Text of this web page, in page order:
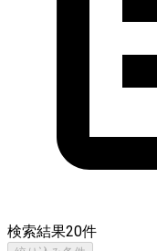
検索結果20件